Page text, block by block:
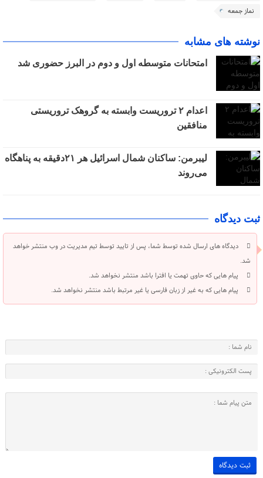
نماز جمعه
نوشته های مشابه
امتحانات متوسطه اول و دوم در البرز حضوری شد
اعدام ۲ تروریست وابسته به گروهک تروریستی
منافقین
لیبرمن: ساکنان شمال اسرائیل هر ۲۱دقیقه به پناهگاه
می‌روند
ثبت دیدگاه
دیدگاه های ارسال شده توسط شما، پس از تایید توسط تیم مدیریت در وب منتشر خواهد
شد.
پیام هایی که حاوی تهمت یا افترا باشد منتشر نخواهد شد.
پیام هایی که به غیر از زبان فارسی یا غیر مرتبط باشد منتشر نخواهد شد.